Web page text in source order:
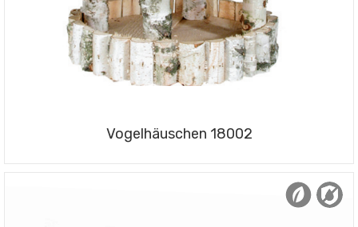
Vogelhäuschen 18002